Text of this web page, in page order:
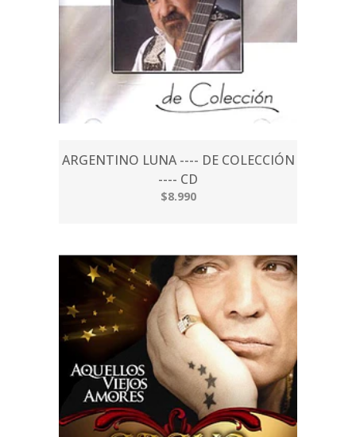
ARGENTINO LUNA ---- DE COLECCIÓN
---- CD
$8.990